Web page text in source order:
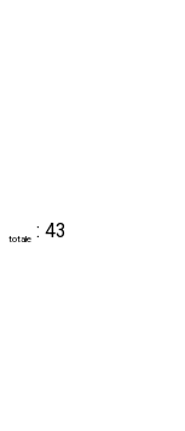
totale : 43